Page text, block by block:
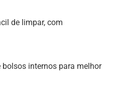
de limpar, com
internos para melhor